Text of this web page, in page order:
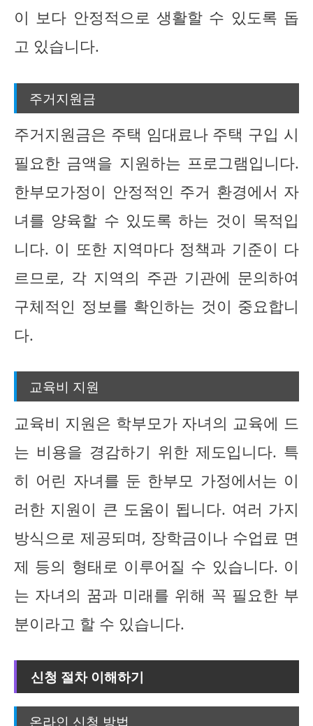
이 보다 안정적으로 생활할 수 있도록 돕
고 있습니다.
주거지원금
주거지원금은 주택 임대료나 주택 구입 시
필요한 금액을 지원하는 프로그램입니다.
한부모가정이 안정적인 주거 환경에서 자
녀를 양육할 수 있도록 하는 것이 목적입
니다. 이 또한 지역마다 정책과 기준이 다
르므로, 각 지역의 주관 기관에 문의하여
구체적인 정보를 확인하는 것이 중요합니
다.
교육비 지원
교육비 지원은 학부모가 자녀의 교육에 드
는 비용을 경감하기 위한 제도입니다. 특
히 어린 자녀를 둔 한부모 가정에서는 이
러한 지원이 큰 도움이 됩니다. 여러 가지
방식으로 제공되며, 장학금이나 수업료 면
제 등의 형태로 이루어질 수 있습니다. 이
는 자녀의 꿈과 미래를 위해 꼭 필요한 부
분이라고 할 수 있습니다.
신청 절차 이해하기
온라인 신청 방법